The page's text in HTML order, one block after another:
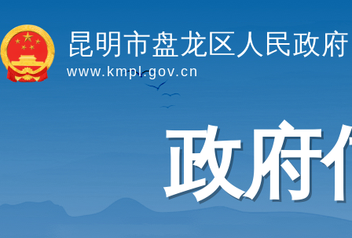
昆明市盘龙区人民政府
www.kmpl.gov.cn
政府